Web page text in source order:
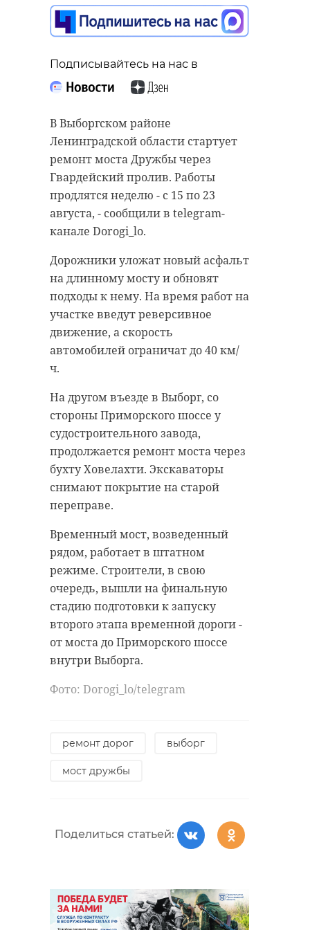
Подписывайтесь на нас в
В Выборгском районе
Ленинградской области стартует
ремонт моста Дружбы через
Гвардейский пролив. Работы
продлятся неделю - с 15 по 23
августа, - сообщили в telegram-
канале Dorogi_lo.
Дорожники уложат новый асфальт
на длинному мосту и обновят
подходы к нему. На время работ на
участке введут реверсивное
движение, а скорость
автомобилей ограничат до 40 км/
ч.
На другом въезде в Выборг, со
стороны Приморского шоссе у
судостроительного завода,
продолжается ремонт моста через
бухту Ховелахти. Экскаваторы
снимают покрытие на старой
переправе.
Временный мост, возведенный
рядом, работает в штатном
режиме. Строители, в свою
очередь, вышли на финальную
стадию подготовки к запуску
второго этапа временной дороги -
от моста до Приморского шоссе
внутри Выборга.
Фото: Dorogi_lo/telegram
ремонт дорог выборг
мост дружбы
Поделиться статьей:
Подписывайтесь на нас в
За минувшие сутки на Землю
обрушилось несколько магнитных
бурь разной степени
интенсивности. Так, с 9 до полудня
минувшего понедельника, 12
августа, был зарегистрирован
После до трех бушевала магнитная
буря умеренной силы (G2). С трех
и до шести вечера по московскому
времени на планету обрушилась
очень сильная магнитная буря
уровня G4.
всплеск G3 с 18 до 21, слабый с 21
до полуночи и умеренный G2 с
полуночи и до 3 ночи вторника, 13
августа.
© ИКИ РАН и ИСЗФ СО РАН
Лаборатория солнечной астрономии
астрономии, непогода в
магнитосфере земли будет
района заключила контракт на
строительство новой школы в
первом микрорайоне в Новом
Девяткино. Завершить
возведение объекта планируется
до конца 2026 года.
«В проекте предусмотрено все
необходимое, включая отдельные
залы для занятий танцами и
баскетболом», - сообщил во
вторник, 13 августа, губернатор
Александр Дрозденко в своем
telegram-канале.
Подрядчик начнет работы на
площадке до конца августа.
Строительство школы на 1120
мест профинансировала
Ленинградская область.
Фото: 47channel
новое девяткино школа